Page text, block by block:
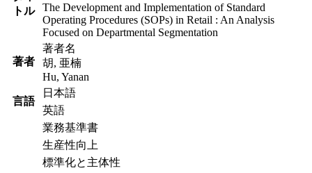
トル
The Development and Implementation of Standard
Operating Procedures (SOPs) in Retail : An Analysis
Focused on Departmental Segmentation
著者
著者名
胡, 亜楠
Hu, Yanan
言語
日本語
英語
業務基準書
生産性向上
標準化と主体性